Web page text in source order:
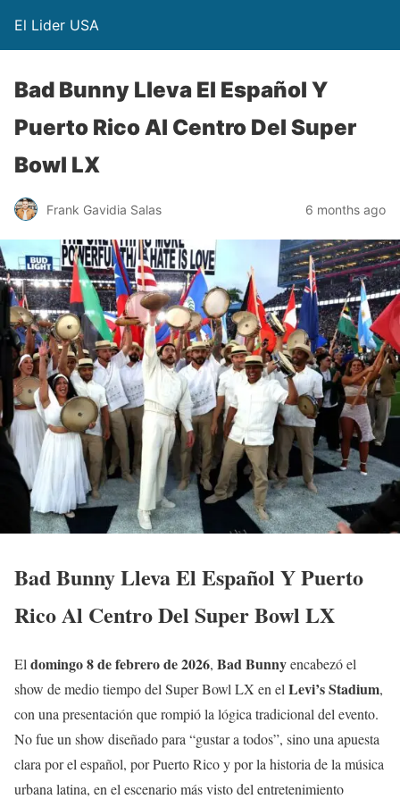
El Lider USA
Bad Bunny Lleva El Español Y
Puerto Rico Al Centro Del Super
Bowl LX
Frank Gavidia Salas 6 months ago
Bad Bunny Lleva El Español Y Puerto
Rico Al Centro Del Super Bowl LX
El domingo 8 de febrero de 2026, Bad Bunnyencabezó el
show de medio tiempo del Super Bowl LX en el Levi’s Stadium,
con una presentación que rompió la lógica tradicional del evento.
No fue un show diseñado para “gustar a todos”, sino una apuesta
clara por el español, por Puerto Rico y por la historia de la música
urbana latina, en el escenario más visto del entretenimiento